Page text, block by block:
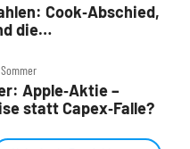
Cook‑Abschied,
die
Apple‑Aktie –
statt Capex‑Falle?